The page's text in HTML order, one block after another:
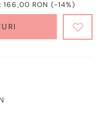
166,00 RON (-14%)